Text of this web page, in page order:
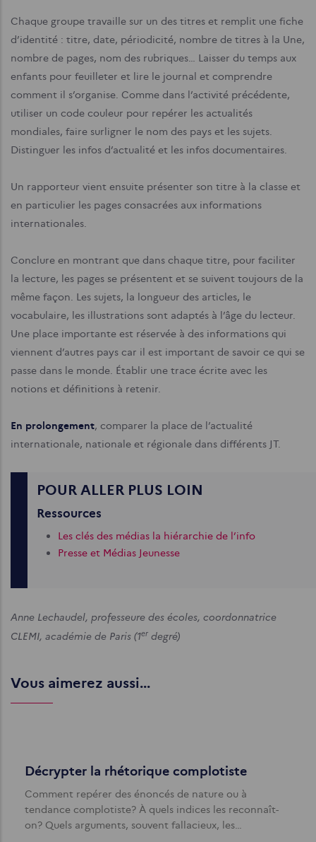
Chaque groupe travaille sur un des titres et remplit une fiche
d’identité : titre, date, périodicité, nombre de titres à la Une,
nombre de pages, nom des rubriques… Laisser du temps aux
enfants pour feuilleter et lire le journal et comprendre
comment il s’organise. Comme dans l’activité précédente,
utiliser un code couleur pour repérer les actualités
mondiales, faire surligner le nom des pays et les sujets.
Distinguer les infos d’actualité et les infos documentaires.
Un rapporteur vient ensuite présenter son titre à la classe et
en particulier les pages consacrées aux informations
internationales.
Conclure en montrant que dans chaque titre, pour faciliter
la lecture, les pages se présentent et se suivent toujours de la
même façon. Les sujets, la longueur des articles, le
vocabulaire, les illustrations sont adaptés à l’âge du lecteur.
Une place importante est réservée à des informations qui
viennent d’autres pays car il est important de savoir ce qui se
passe dans le monde. Établir une trace écrite avec les
notions et définitions à retenir.
En prolongement, comparer la place de l’actualité
internationale, nationale et régionale dans différents JT.
POUR ALLER PLUS LOIN
Ressources
Les clés des médias la hiérarchie de l’info
Presse et Médias Jeunesse
Anne Lechaudel, professeure des écoles, coordonnatrice
CLEMI, académie de Paris (1er degré)
Vous aimerez aussi...
Décrypter la rhétorique complotiste
Comment repérer des énoncés de nature ou à
tendance complotiste? À quels indices les reconnaît-
on? Quels arguments, souvent fallacieux, les…